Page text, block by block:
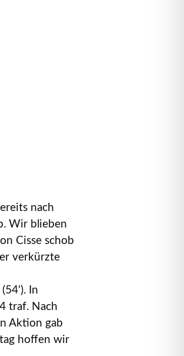
nach
Wir blieben
Cisse schob
verkürzte
In
traf. Nach
Aktion gab
hoffen wir